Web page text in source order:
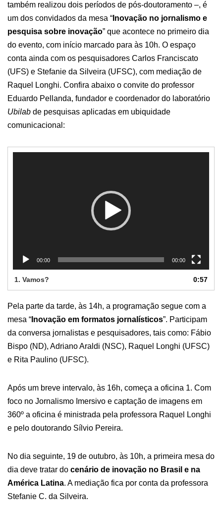
também realizou dois períodos de pós-doutoramento –, é
um dos convidados da mesa “ Inovação no jornalismo e
pesquisa sobre inovação” que acontece no primeiro dia
do evento, com início marcado para às 10h. O espaço
conta ainda com os pesquisadores Carlos Franciscato
(UFS) e Stefanie da Silveira (UFSC), com mediação de
Raquel Longhi. Confira abaixo o convite do professor
Eduardo Pellanda, fundador e coordenador do laboratório
Ubilab de pesquisas aplicadas em ubiquidade
comunicacional:
d
e
o
00:00 00:00
1. Vamos? 0:57
Pela parte da tarde, às 14h, a programação segue com a
mesa “ Inovação em formatos jornalísticos”. Participam
da conversa jornalistas e pesquisadores, tais como: Fábio
Bispo (ND), Adriano Araldi (NSC), Raquel Longhi (UFSC)
e Rita Paulino (UFSC).
Após um breve intervalo, às 16h, começa a oficina 1. Com
foco no Jornalismo Imersivo e captação de imagens em
360º a oficina é ministrada pela professora Raquel Longhi
e pelo doutorando Sílvio Pereira.
No dia seguinte, 19 de outubro, às 10h, a primeira mesa do
dia deve tratar do cenário de inovação no Brasil e na
América Latina. A mediação fica por conta da professora
Stefanie C. da Silveira.